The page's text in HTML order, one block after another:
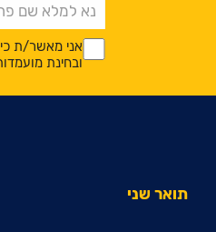
*
*
אני מאשר/ת
ובחינת
תואר שני